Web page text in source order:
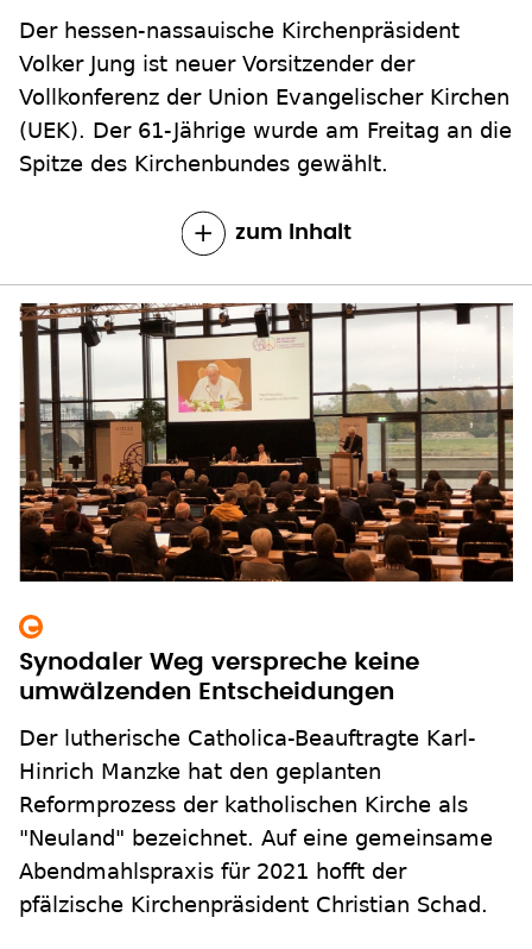
Der hessen-nassauische Kirchenpräsident
Volker Jung ist neuer Vorsitzender der
Vollkonferenz der Union Evangelischer Kirchen
(UEK). Der 61-Jährige wurde am Freitag an die
Spitze des Kirchenbundes gewählt.
zum Inhalt
Synodaler Weg verspreche keine
umwälzenden Entscheidungen
Der lutherische Catholica-Beauftragte Karl-
Hinrich Manzke hat den geplanten
Reformprozess der katholischen Kirche als
"Neuland" bezeichnet. Auf eine gemeinsame
Abendmahlspraxis für 2021 hofft der
pfälzische Kirchenpräsident Christian Schad.